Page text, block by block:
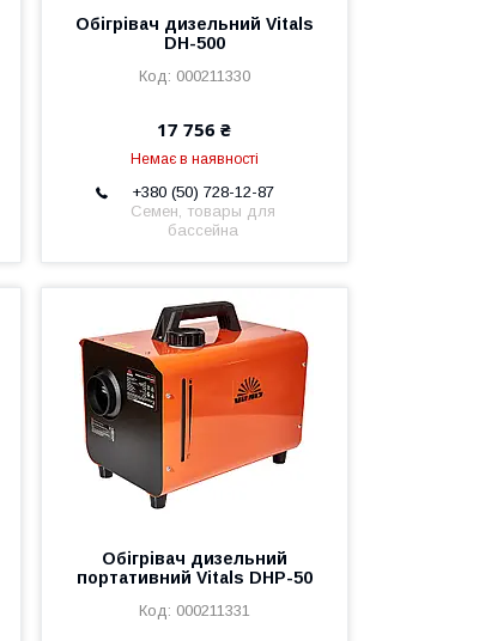
Обігрівач дизельний Vitals
DH-500
000211330
17 756 ₴
Немає в наявності
+380 (50) 728-12-87
Семен, товары для
бассейна
Обігрівач дизельний
портативний Vitals DHP-50
000211331